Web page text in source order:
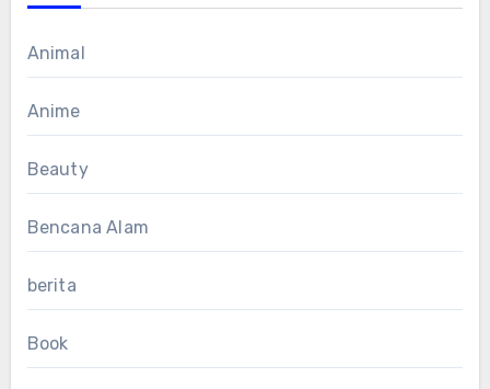
Animal
Anime
Beauty
Bencana Alam
berita
Book